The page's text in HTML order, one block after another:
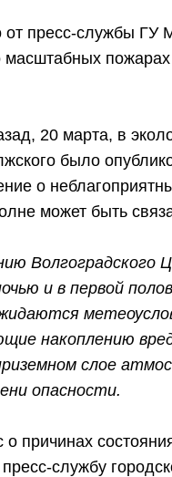
от пресс-службы ГУ
20 марта, в
было
о
может быть
Волгоградского
и в первой
накоплению
слое
опасности.
о причинах
службу